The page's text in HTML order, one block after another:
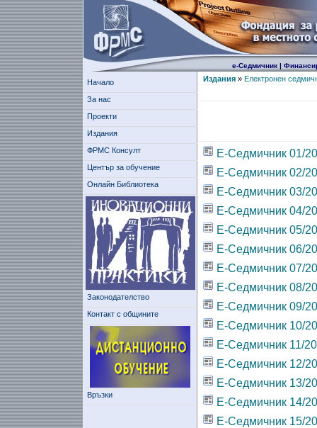
е-Седмичник|
Начало
За нас
Проекти
Издания
ФРМС Консулт
Център за обучение
Онлайн Библиотека
Законодателство
Контакт с общините
Връзки
Издания» Електронен
Е-Седмичник 01/
Е-Седмичник 02/
Е-Седмичник 03/
Е-Седмичник 04/
Е-Седмичник 05/
Е-Седмичник 06/
Е-Седмичник 07/
Е-Седмичник 08/
Е-Седмичник 09/
Е-Седмичник 10/
Е-Седмичник 11/
Е-Седмичник 12/
Е-Седмичник 13/
Е-Седмичник 14/
Е-Седмичник 15/